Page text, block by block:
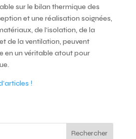
sur le bilan thermique des
et une réalisation soignées,
de l’isolation, de la
de la ventilation, peuvent
en un véritable atout pour
!
Rechercher